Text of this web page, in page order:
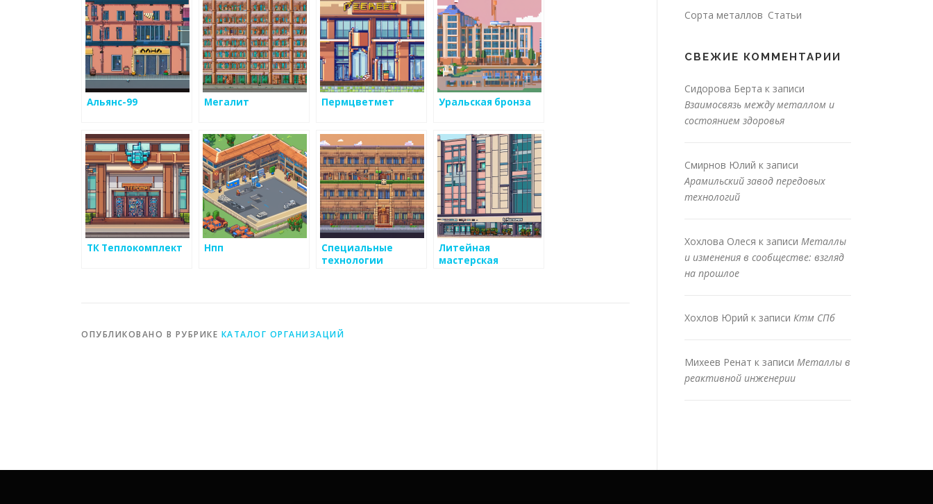
Альянс-99 Мегалит Пермцветмет Уральская бронза
ТК Теплокомплект Нпп
Специальные
технологии
Литейная
мастерская
ОПУБЛИКОВАНО В РУБРИКЕ КАТАЛОГ ОРГАНИЗАЦИЙ
Сорта металлов Статьи
СВЕЖИЕ КОММЕНТАРИИ
Сидорова Берта к записи
Взаимосвязь между металлом и
состоянием здоровья
Смирнов Юлий к записи
Арамильский завод передовых
технологий
Хохлова Олеся к записи Металлы
и изменения в сообществе: взгляд
на прошлое
Хохлов Юрий к записи Ктм СПб
Михеев Ренат к записи Металлы в
реактивной инженерии